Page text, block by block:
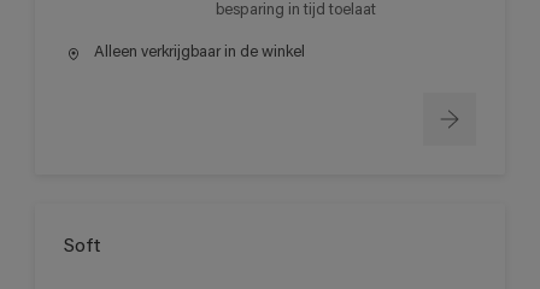
besparing in tijd toelaat
Alleen verkrijgbaar in de winkel
Soft